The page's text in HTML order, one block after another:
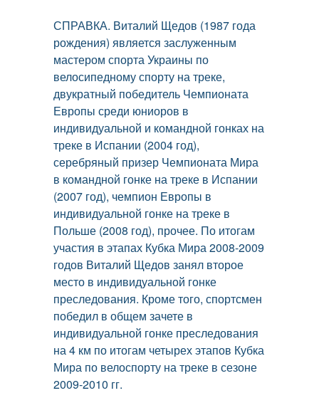
СПРАВКА. Виталий Щедов (1987 года
рождения) является заслуженным
мастером спорта Украины по
велосипедному спорту на треке,
двукратный победитель Чемпионата
Европы среди юниоров в
индивидуальной и командной гонках на
треке в Испании (2004 год),
серебряный призер Чемпионата Мира
в командной гонке на треке в Испании
(2007 год), чемпион Европы в
индивидуальной гонке на треке в
Польше (2008 год), прочее. По итогам
участия в этапах Кубка Мира 2008-2009
годов Виталий Щедов занял второе
место в индивидуальной гонке
преследования. Кроме того, спортсмен
победил в общем зачете в
индивидуальной гонке преследования
на 4 км по итогам четырех этапов Кубка
Мира по велоспорту на треке в сезоне
2009-2010 гг.